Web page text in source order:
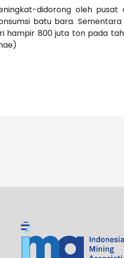
didorong oleh
batu bara.
hampir 800 juta ton pada